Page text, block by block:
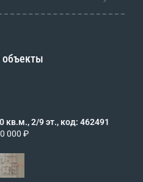
кв.м., 2/9 эт., код: 462491
000 ₽